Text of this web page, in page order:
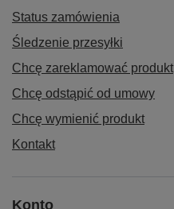
Status zamówienia
Śledzenie przesyłki
Chcę zareklamować produkt
Chcę odstąpić od umowy
Chcę wymienić produkt
Kontakt
Konto